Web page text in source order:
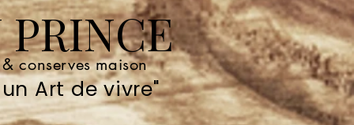
conserves maison
Art de vivre"